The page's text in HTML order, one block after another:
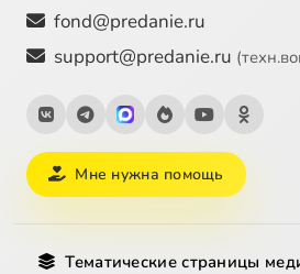
fond@predanie.ru
support@predanie.ru
Мне нужна помощь
Тематические страницы